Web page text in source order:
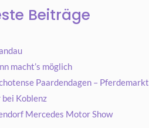
Beiträge
macht’s möglich
Paardendagen – Pferdemarkt
Koblenz
Mercedes Motor Show